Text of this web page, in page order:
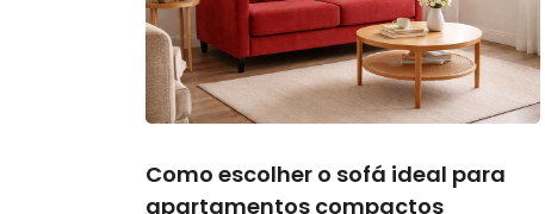
Como escolher o sofá ideal para
apartamentos compactos